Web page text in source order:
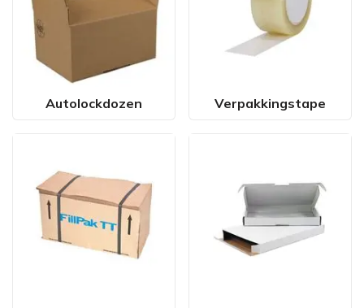
Autolockdozen Verpakkingstape